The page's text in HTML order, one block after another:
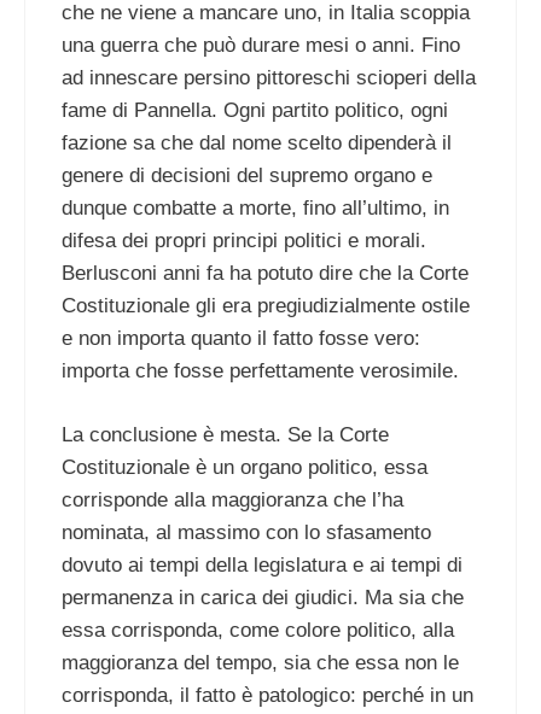
che ne viene a mancare uno, in Italia scoppia
una guerra che può durare mesi o anni. Fino
ad innescare persino pittoreschi scioperi della
fame di Pannella. Ogni partito politico, ogni
fazione sa che dal nome scelto dipenderà il
genere di decisioni del supremo organo e
dunque combatte a morte, fino all’ultimo, in
difesa dei propri principi politici e morali.
Berlusconi anni fa ha potuto dire che la Corte
Costituzionale gli era pregiudizialmente ostile
e non importa quanto il fatto fosse vero:
importa che fosse perfettamente verosimile.
La conclusione è mesta. Se la Corte
Costituzionale è un organo politico, essa
corrisponde alla maggioranza che l’ha
nominata, al massimo con lo sfasamento
dovuto ai tempi della legislatura e ai tempi di
permanenza in carica dei giudici. Ma sia che
essa corrisponda, come colore politico, alla
maggioranza del tempo, sia che essa non le
corrisponda, il fatto è patologico: perché in un